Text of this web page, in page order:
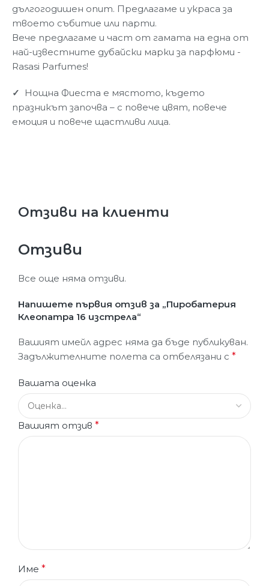
дългогодишен опит. Предлагаме и украса за
твоето събитие или парти.
Вече предлагаме и част от гамата на една от
най-известните дубайски марки за парфюми -
Rasasi Parfumes!
✓
Нощна Фиеста е мястото, където
празникът започва – с повече цвят, повече
емоция и повече щастливи лица.
Отзиви на клиенти
Отзиви
Все още няма отзиви.
Напишете първия отзив за „Пиробатерия
Клеопатра 16 изстрела“
Вашият имейл адрес няма да бъде публикуван.
Задължителните полета са отбелязани с *
Вашата оценка
Вашият отзив *
Име *